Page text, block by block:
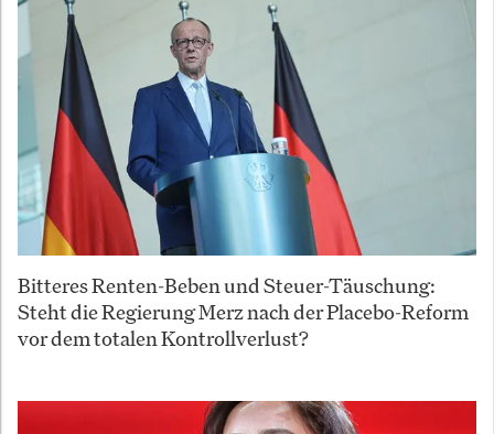
Bitteres Renten-Beben und Steuer-Täuschung:
Steht die Regierung Merz nach der Placebo-Reform
vor dem totalen Kontrollverlust?